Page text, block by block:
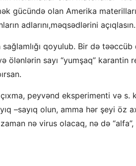
gücündə olan Amerika
adlarını,məqsədlərini açıqlasın.
qoyulub. Bir də
ölənlərin sayı “yumşaq”
peyvənd eksperimenti və s.
–sayıq olun, amma hər şeyi öz
nə virus olacaq, nə də “alfa”,